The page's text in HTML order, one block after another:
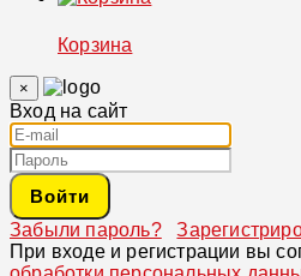
Корзина
×
Вход на сайт
Войти
Забыли пароль?
При входе и регистрации вы